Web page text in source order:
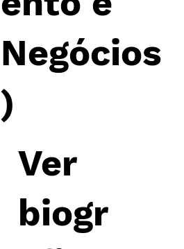
Negócios
)​
Ver
biogr